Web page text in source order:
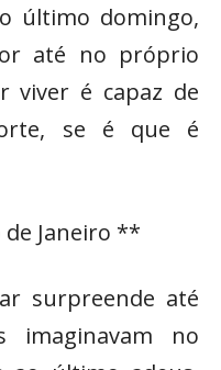
último domingo,
até no próprio
viver é capaz de
se é que é
Janeiro **
surpreende até
imaginavam no